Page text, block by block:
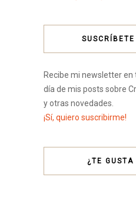
Recibe mi newsletter en
día de mis posts sobre
y otras novedades.
¡Sí, quiero suscribirme!
¿TE